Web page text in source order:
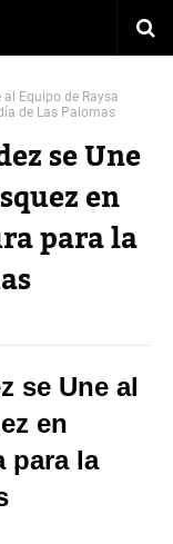
Equipo de Raysa
de Las Palomas
se Une
en
para la
se Une al
en
para la